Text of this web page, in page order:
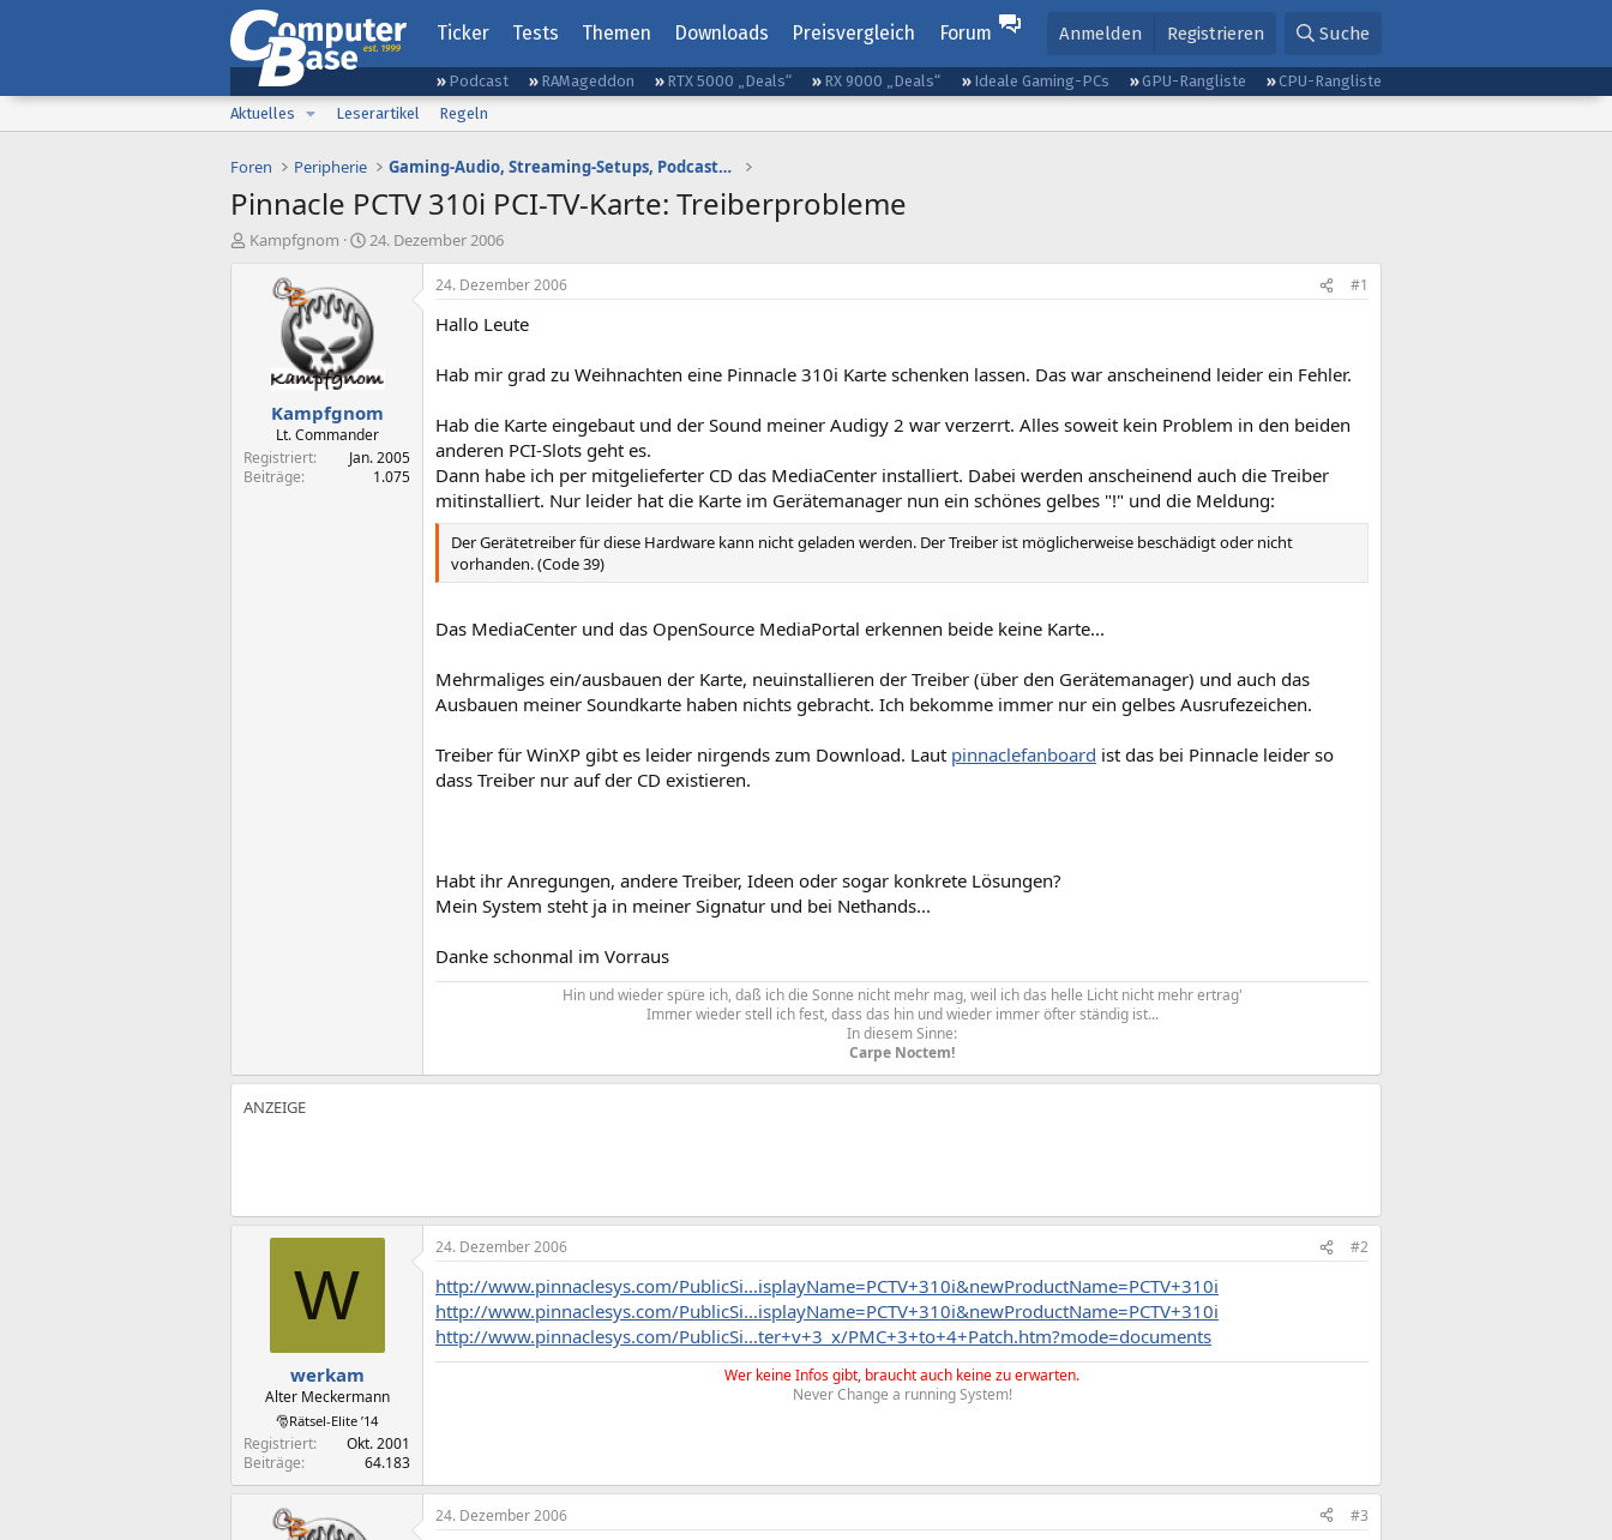
Ticker Tests Themen Downloads Preisvergleich Forum Anmelden Registrieren Suche
Podcast RAMageddon RTX 5000 „Deals“ RX 9000 „Deals“ Ideale Gaming-PCs GPU-Rangliste
CPU-Rangliste
Aktuelles
Leserartikel Regeln
Foren Peripherie Gaming-Audio, Streaming-Setups, Podcasting etc.
Pinnacle PCTV 310i PCI-TV-Karte: Treiberprobleme
E
Kampfgnom
E
e
l
t
a
m
24. Dezember 2006
Kampfgnom
Lt. Commander
Registriert
Jan. 2005
Beiträge
1.075
24. Dezember 2006 #1
Hallo Leute
Hab mir grad zu Weihnachten eine Pinnacle 310i Karte schenken lassen. Das war anscheinend leider ein Fehler.
Hab die Karte eingebaut und der Sound meiner Audigy 2 war verzerrt. Alles soweit kein Problem in den beiden
anderen PCI-Slots geht es.
Dann habe ich per mitgelieferter CD das MediaCenter installiert. Dabei werden anscheinend auch die Treiber
mitinstalliert. Nur leider hat die Karte im Gerätemanager nun ein schönes gelbes "!" und die Meldung:
Der Gerätetreiber für diese Hardware kann nicht geladen werden. Der Treiber ist möglicherweise beschädigt oder nicht
vorhanden. (Code 39)
Das MediaCenter und das OpenSource MediaPortal erkennen beide keine Karte...
Mehrmaliges ein/ausbauen der Karte, neuinstallieren der Treiber (über den Gerätemanager) und auch das
Ausbauen meiner Soundkarte haben nichts gebracht. Ich bekomme immer nur ein gelbes Ausrufezeichen.
Treiber für WinXP gibt es leider nirgends zum Download. Laut pinnaclefanboard ist das bei Pinnacle leider so
dass Treiber nur auf der CD existieren.
Habt ihr Anregungen, andere Treiber, Ideen oder sogar konkrete Lösungen?
Mein System steht ja in meiner Signatur und bei Nethands...
Danke schonmal im Vorraus
Hin und wieder spüre ich, daß ich die Sonne nicht mehr mag, weil ich das helle Licht nicht mehr ertrag'
Immer wieder stell ich fest, dass das hin und wieder immer öfter ständig ist...
In diesem Sinne:
Carpe Noctem!
W
werkam
Alter Meckermann
🎅Rätsel-Elite ’14
Registriert
Okt. 2001
Beiträge
64.183
24. Dezember 2006 #2
http://www.pinnaclesys.com/PublicSi...isplayName=PCTV+310i&newProductName=PCTV+310i
http://www.pinnaclesys.com/PublicSi...isplayName=PCTV+310i&newProductName=PCTV+310i
http://www.pinnaclesys.com/PublicSi...ter+v+3_x/PMC+3+to+4+Patch.htm?mode=documents
Wer keine Infos gibt, braucht auch keine zu erwarten.
Never Change a running System!
24. Dezember 2006 #3